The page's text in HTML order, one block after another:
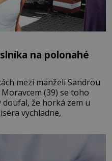
na polonahé
mezi manželi Sandrou
(39) se toho
doufal, že horká zem u
vychladne,